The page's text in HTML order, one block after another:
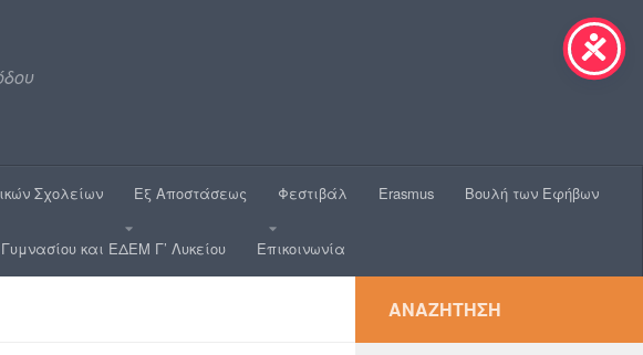
Σχολείων Εξ Αποστάσεως Φεστιβάλ Erasmus Βουλή των Εφήβων
και ΕΔΕΜ Γ’ Λυκείου Επικοινωνία
ΑΝΑΖΉΤΗΣΗ